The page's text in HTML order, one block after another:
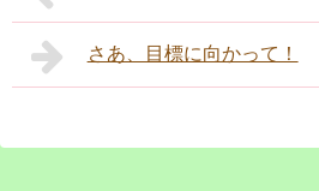
さあ、目標に向かって！